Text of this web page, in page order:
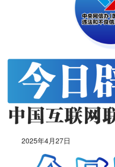
2025年4月27日